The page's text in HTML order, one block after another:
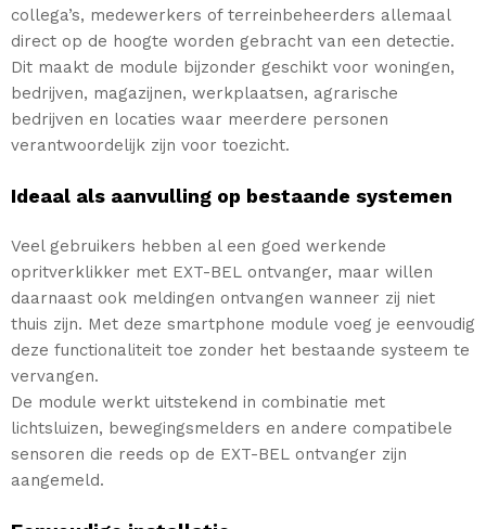
collega’s, medewerkers of terreinbeheerders allemaal
direct op de hoogte worden gebracht van een detectie.
Dit maakt de module bijzonder geschikt voor woningen,
bedrijven, magazijnen, werkplaatsen, agrarische
bedrijven en locaties waar meerdere personen
verantwoordelijk zijn voor toezicht.
Ideaal als aanvulling op bestaande systemen
Veel gebruikers hebben al een goed werkende
opritverklikker met EXT-BEL ontvanger, maar willen
daarnaast ook meldingen ontvangen wanneer zij niet
thuis zijn. Met deze smartphone module voeg je eenvoudig
deze functionaliteit toe zonder het bestaande systeem te
vervangen.
De module werkt uitstekend in combinatie met
lichtsluizen, bewegingsmelders en andere compatibele
sensoren die reeds op de EXT-BEL ontvanger zijn
aangemeld.